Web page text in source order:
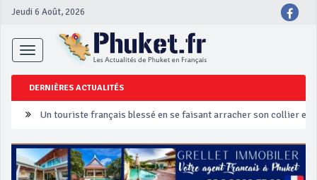
Jeudi 6 Août, 2026
Toggle
navigation
DERNIÈRES ACTUALITÉS
Un touriste français blessé en se faisant arracher son collier en
Phuket Peranakan Festival
‘Phuket Eye’ assurera la sécurité pendant Songkran